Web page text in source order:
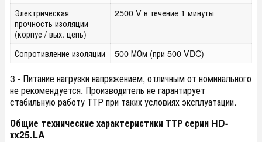
Электрическая
прочность изоляции
(корпус / вых. цепь)
2500 V в течение 1 минуты
Сопротивление изоляции 500 МОм (при 500 VDC)
3 - Питание нагрузки напряжением, отличным от номинального
не рекомендуется. Производитель не гарантирует
стабильную работу ТТР при таких условиях эксплуатации.
Общие технические характеристики ТТР серии HD-
хx25.LA